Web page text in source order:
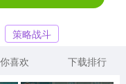
568款应用
策略战斗
喜欢 下载排行